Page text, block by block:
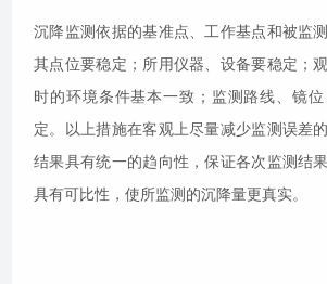
沉降监测依据的基准点、工作基点和被监
其点位要稳定；所用仪器、设备要稳定；
时的环境条件基本一致；监测路线、镜
定。以上措施在客观上尽量减少监测误差
结果具有统一的趋向性，保证各次监测结
具有可比性，使所监测的沉降量更真实。